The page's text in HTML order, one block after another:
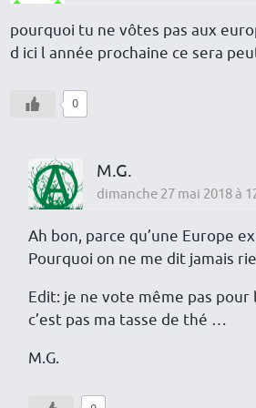
pourquoi tu ne vôtes pas aux
d ici l année prochaine ce sera
0
M.G.
dimanche 27 mai 2018 à
Ah bon, parce qu’une Europe
Pourquoi on ne me dit jamais
Edit: je ne vote même pas
c’est pas ma tasse de thé …
M.G.